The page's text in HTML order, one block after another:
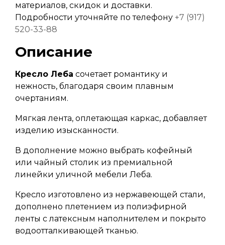
материалов, скидок и доставки.
Подробности уточняйте по телефону +7 (917)
520-33-88
Описание
Кресло Леба сочетает романтику и
нежность, благодаря своим плавным
очертаниям.
Мягкая лента, оплетающая каркас, добавляет
изделию изысканности.
В дополнение можно выбрать кофейный
или чайный столик из премиальной
линейки уличной мебели Леба.
Кресло изготовлено из нержавеющей стали,
дополнено плетением из полиэфирной
ленты с латексным наполнителем и покрыто
водоотталкивающей тканью.